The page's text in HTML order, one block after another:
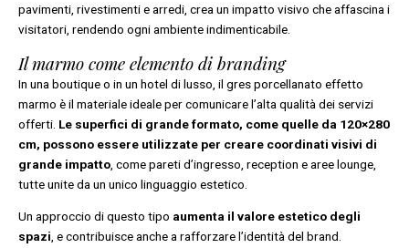
pavimenti, rivestimenti e arredi, crea un impatto visivo che affascina i
visitatori, rendendo ogni ambiente indimenticabile.
Il marmo come elemento di branding
In una boutique o in un hotel di lusso, il gres porcellanato effetto
marmo è il materiale ideale per comunicare l’alta qualità dei servizi
offerti. Le superfici di grande formato, come quelle da 120×280
cm, possono essere utilizzate per creare coordinati visivi di
grande impatto , come pareti d’ingresso, reception e aree lounge,
tutte unite da un unico linguaggio estetico.
Un approccio di questo tipo aumenta il valore estetico degli
spazi, e contribuisce anche a rafforzare l’identità del brand.